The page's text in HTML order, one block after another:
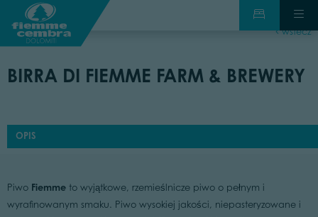
wstecz
BIRRA DI FIEMME FARM & BREWERY
OPIS
Piwo Fiemmeto wyjątkowe, rzemieślnicze piwo o pełnym i
wyrafinowanym smaku. Piwo wysokiej jakości, niepasteryzowane i